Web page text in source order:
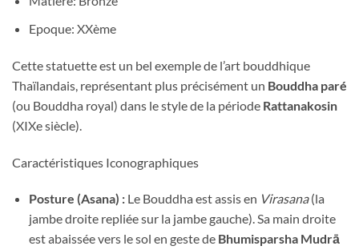
Epoque: XXème
Cette statuette est un bel exemple de l’art bouddhique
Thaïlandais, représentant plus précisément un Bouddha paré
(ou Bouddha royal) dans le style de la période Rattanakosin
(XIXe siècle).
Caractéristiques Iconographiques
Posture (Asana) :Le Bouddha est assis en Virasana(la
jambe droite repliée sur la jambe gauche). Sa main droite
est abaissée vers le sol en geste de Bhumisparsha Mudrā